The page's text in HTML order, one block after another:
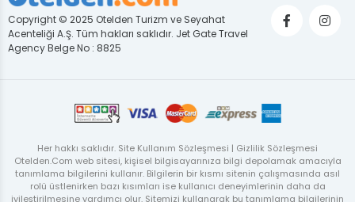
Copyright © 2025 Otelden Turizm ve Seyahat
Acenteliği A.Ş. Tüm hakları saklıdır. Jet Gate Travel
Agency Belge No : 8825
Her hakkı saklıdır. Site Kullanım Sözleşmesi | Gizlilik Sözleşmesi
Otelden.Com web sitesi, kişisel bilgisayarınıza bilgi depolamak amacıyla
tanımlama bilgilerini kullanır. Bilgilerin bir kısmı sitenin çalışmasında asıl
rolü üstlenirken bazı kısımları ise kullanıcı deneyimlerinin daha da
iyileştirilmesine yardımcı olur. Sitemizi kullanarak bu tanımlama bilgilerinin